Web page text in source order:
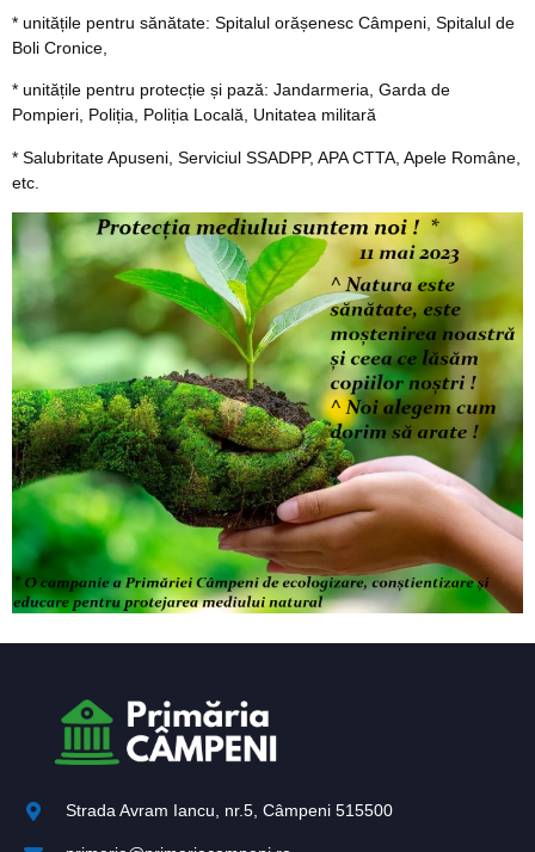
* unitățile pentru sănătate: Spitalul orășenesc Câmpeni, Spitalul de
Boli Cronice,
* unitățile pentru protecție și pază: Jandarmeria, Garda de
Pompieri, Poliția, Poliția Locală, Unitatea militară
* Salubritate Apuseni, Serviciul SSADPP, APA CTTA, Apele Române,
etc.
Strada Avram Iancu, nr.5, Câmpeni 515500